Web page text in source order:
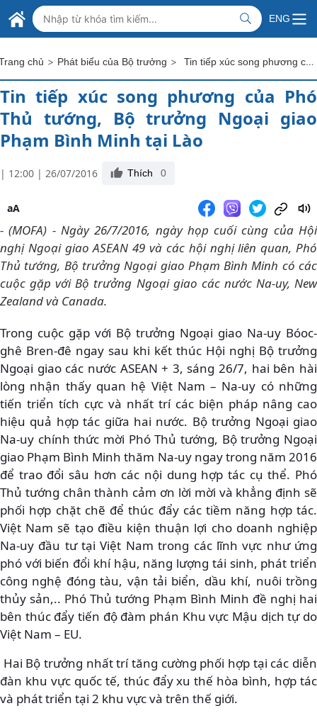
Skip to Main Content
BỘ NGOẠI GIAO VIỆT NAM
MINISTRY OF FOREIGN AFFAIRS
ENG
chủ > Phát biểu của Bộ trưởng > Tin tiếp xúc song phương của Phó Thủ tướng, Bộ trưởng Ngoại giao Phạm Bình Minh tại Lào
Tin tiếp xúc song phương của Phó
Thủ tướng, Bộ trưởng Ngoại giao
Phạm Bình Minh tại Lào
| 12:00 | 26/07/2016 Thích 0
aA
- (MOFA) - Ngày 26/7/2016, ngày họp cuối cùng của Hội
nghị Ngoại giao ASEAN 49 và các hội nghị liên quan, Phó
Thủ tướng, Bộ trưởng Ngoại giao Phạm Bình Minh có các
cuộc gặp với Bộ trưởng Ngoại giao các nước Na-uy, New
Zealand và Canada.
Trong cuộc gặp với Bộ trưởng Ngoại giao Na-uy Bóoc-
ghê Bren-đê ngay sau khi kết thúc Hội nghị Bộ trưởng
Ngoại giao các nước ASEAN + 3, sáng 26/7, hai bên hài
lòng nhận thấy quan hệ Việt Nam – Na-uy có những
tiến triển tích cực và nhất trí các biện pháp nâng cao
hiệu quả hợp tác giữa hai nước. Bộ trưởng Ngoại giao
Na-uy chính thức mời Phó Thủ tướng, Bộ trưởng Ngoại
giao Phạm Bình Minh thăm Na-uy ngay trong năm 2016
để trao đổi sâu hơn các nội dung hợp tác cụ thể. Phó
Thủ tướng chân thành cảm ơn lời mời và khẳng định sẽ
phối hợp chặt chẽ để thúc đẩy các tiềm năng hợp tác.
Việt Nam sẽ tạo điều kiện thuận lợi cho doanh nghiệp
Na-uy đầu tư tại Việt Nam trong các lĩnh vực như ứng
phó với biến đổi khí hậu, năng lượng tái sinh, phát triển
công nghệ đóng tàu, vận tải biển, dầu khí, nuôi trồng
thủy sản,.. Phó Thủ tướng Phạm Bình Minh đề nghị hai
bên thúc đẩy tiến độ đàm phán Khu vực Mậu dịch tự do
Việt Nam – EU.
Hai Bộ trưởng nhất trí tăng cường phối hợp tại các diễn
đàn khu vực quốc tế, thúc đẩy xu thế hòa bình, hợp tác
và phát triển tại 2 khu vực và trên thế giới.